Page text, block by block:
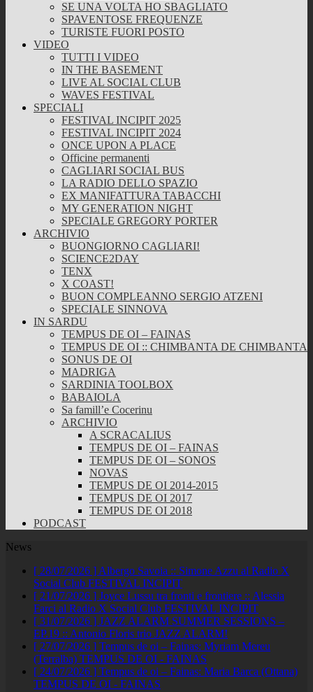
SE UNA VOLTA HO SBAGLIATO
SPAVENTOSE FREQUENZE
TURISTE FUORI POSTO
VIDEO
TUTTI I VIDEO
IN THE BASEMENT
LIVE AL SOCIAL CLUB
WAVES FESTIVAL
SPECIALI
FESTIVAL INCIPIT 2025
FESTIVAL INCIPIT 2024
ONCE UPON A PLACE
Officine permanenti
CAGLIARI SOCIAL BUS
LA RADIO DELLO SPAZIO
EX MANIFATTURA TABACCHI
MY GENERATION NIGHT
SPECIALE GREGORY PORTER
ARCHIVIO
BUONGIORNO CAGLIARI!
SCIENCE2DAY
TENX
X COAST!
BUON COMPLEANNO SERGIO ATZENI
SPECIALE SINNOVA
IN SARDU
TEMPUS DE OI – FAINAS
TEMPUS DE OI :: CHIMBANTA DE CHIMBANTA
SONUS DE OI
MADRIGA
SARDINIA TOOLBOX
BABAIOLA
Sa famill’e Cocerinu
ARCHIVIO
A SCRACALIUS
TEMPUS DE OI – FAINAS
TEMPUS DE OI – SONOS
NOVAS
TEMPUS DE OI 2014-2015
TEMPUS DE OI 2017
TEMPUS DE OI 2018
PODCAST
News
[ 28/07/2026 ] Albergo Savoia :: Simone Azzu al Radio X
Social Club FESTIVAL INCIPIT
[ 21/07/2026 ] Joyce Lussu tra fronti e frontiere :: Alessia
Farci al Radio X Social Club FESTIVAL INCIPIT
[ 31/07/2026 ] JAZZ ALARM SUMMER SESSIONS –
EP.19 :: Antonio Floris trio JAZZ ALARM!
[ 27/07/2026 ] Tempus de oi – Fainas: Myriam Mereu
(Terralba) TEMPUS DE OI - FAINAS
[ 24/07/2026 ] Tempus de oi – Fainas: Maria Barca (Ottana)
TEMPUS DE OI - FAINAS